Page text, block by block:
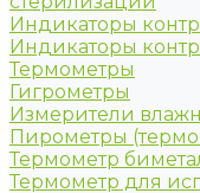
Индикаторы
Индикаторы
Термометры
Гигрометры
Измерители
Пирометры
Термометр
Термометр для